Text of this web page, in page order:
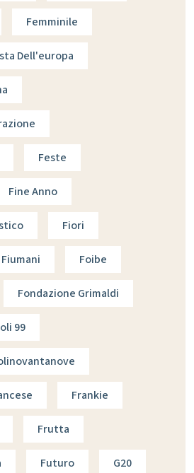
Femminile
Dell'europa
Feste
Fine Anno
Fiori
Fiumani Foibe
Fondazione Grimaldi
99
Frankie
Frutta
Futuro G20